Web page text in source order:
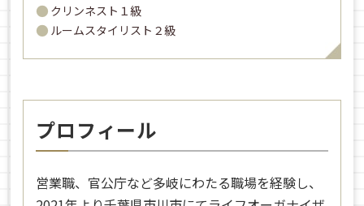
クリンネスト１級
ルームスタイリスト２級
プロフィール
営業職、官公庁など多岐にわたる職場を経験し、